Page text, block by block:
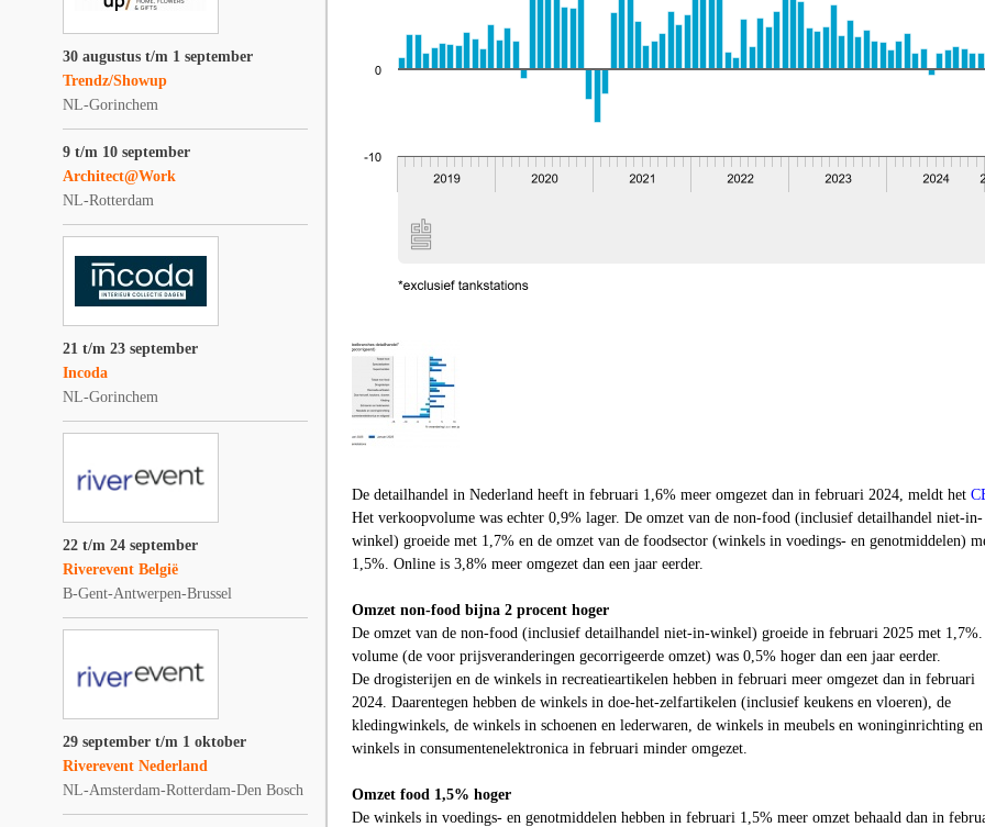
30 augustus t/m 1 september
Trendz/Showup
NL-Gorinchem
9 t/m 10 september
Architect@Work
NL-Rotterdam
21 t/m 23 september
Incoda
NL-Gorinchem
22 t/m 24 september
Riverevent België
B-Gent-Antwerpen-Brussel
29 september t/m 1 oktober
Riverevent Nederland
NL-Amsterdam-Rotterdam-Den Bosch
De detailhandel in Nederland heeft in februari 1,6% meer omgezet dan in februari 2024, meldt het
Het verkoopvolume was echter 0,9% lager. De omzet van de non-food (inclusief detailhandel niet-in-
winkel) groeide met 1,7% en de omzet van de foodsector (winkels in voedings- en genotmiddelen)
1,5%. Online is 3,8% meer omgezet dan een jaar eerder.
Omzet non-food bijna 2 procent hoger
De omzet van de non-food (inclusief detailhandel niet-in-winkel) groeide in februari 2025 met 1,7%.
volume (de voor prijsveranderingen gecorrigeerde omzet) was 0,5% hoger dan een jaar eerder.
De drogisterijen en de winkels in recreatieartikelen hebben in februari meer omgezet dan in februari
2024. Daarentegen hebben de winkels in doe-het-zelfartikelen (inclusief keukens en vloeren), de
kledingwinkels, de winkels in schoenen en lederwaren, de winkels in meubels en woninginrichting en
winkels in consumentenelektronica in februari minder omgezet.
Omzet food 1,5% hoger
De winkels in voedings- en genotmiddelen hebben in februari 1,5% meer omzet behaald dan in